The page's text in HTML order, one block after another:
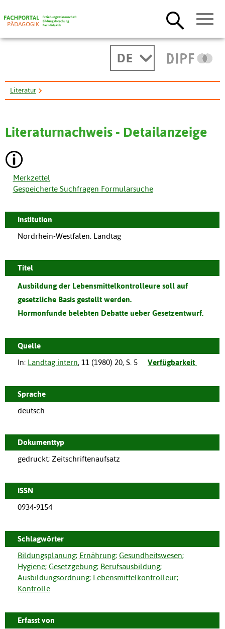
DE
Literatur
Literaturnachweis - Detailanzeige
Merkzettel
Gespeicherte Suchfragen Formularsuche
Institution
Nordrhein-Westfalen. Landtag
Titel
Ausbildung der Lebensmittelkontrolleure soll auf
gesetzliche Basis gestellt werden.
Hormonfunde belebten Debatte ueber Gesetzentwurf.
Quelle
In: Landtag intern, 11 (1980) 20, S. 5 Verfügbarkeit
Sprache
deutsch
Dokumenttyp
gedruckt; Zeitschriftenaufsatz
ISSN
0934-9154
Schlagwörter
Bildungsplanung; Ernährung; Gesundheitswesen;
Hygiene; Gesetzgebung; Berufsausbildung;
Ausbildungsordnung; Lebensmittelkontrolleur;
Kontrolle
Erfasst von